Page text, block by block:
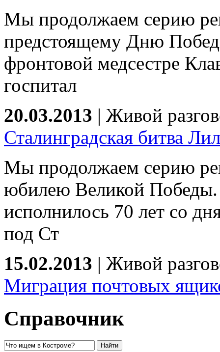
Мы продолжаем серию
предстоящему Дню
фронтовой медсестре
госпитал
20.03.2013 | Живой
Сталинградская битва
Мы продолжаем серию
юбилею Великой Победы.
исполнилось 70 лет со
под Ст
15.02.2013 | Живой
Миграция почтовых
Справочник